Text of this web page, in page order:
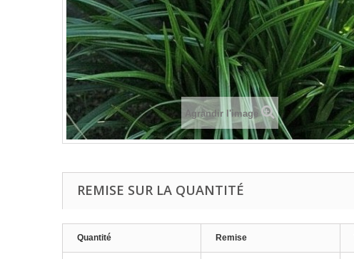
Agrandir l'image
REMISE SUR LA QUANTITÉ
Quantité Remise